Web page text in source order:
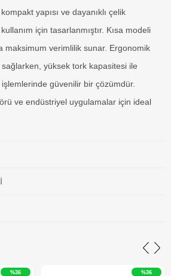
yapısı ve dayanıklı çelik
için tasarlanmıştır. Kısa modeli
maksimum verimlilik sunar. Ergonomik
sağlarken, yüksek tork kapasitesi ile
işlemlerinde güvenilir bir çözümdür.
ve endüstriyel uygulamalar için ideal
%36 %36